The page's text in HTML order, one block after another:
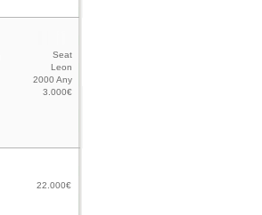
Seat
Leon
2000 Any
3.000€
22.000€